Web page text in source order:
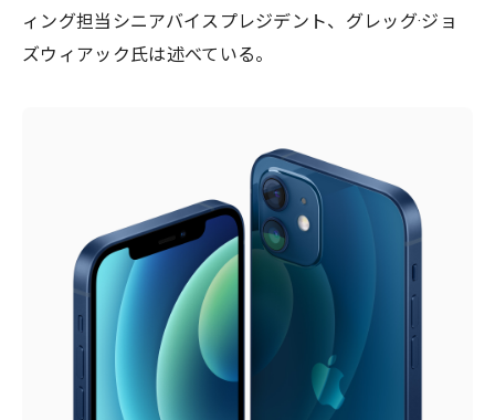
ィング担当シニアバイスプレジデント、グレッグ·ジョ
ズウィアック氏は述べている。